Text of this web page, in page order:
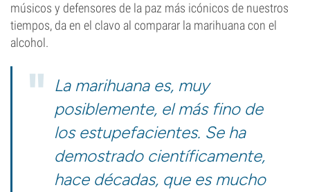
músicos y defensores de la paz más icónicos de nuestros
tiempos, da en el clavo al comparar la marihuana con el
alcohol.
La marihuana es, muy
posiblemente, el más fino de
los estupefacientes. Se ha
demostrado científicamente,
hace décadas, que es mucho